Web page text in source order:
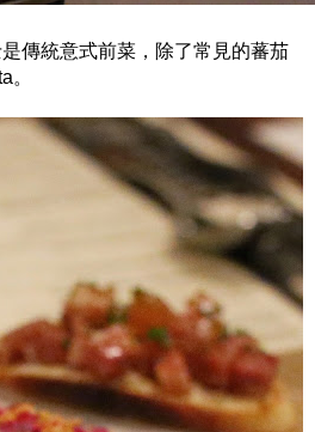
傳統意式前菜，除了常見的蕃茄
。